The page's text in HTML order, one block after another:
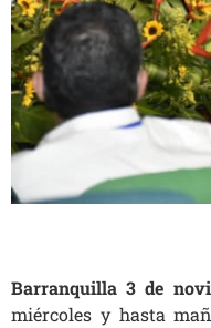
Barranquilla 3 de
miércoles y hasta